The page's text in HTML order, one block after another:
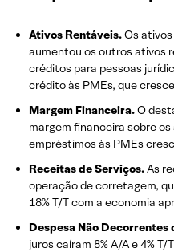
Ativos Rentáveis.Os
aumentou os outros ativos
créditos para pessoas
crédito às PMEs, que
Margem Financeira.O
margem financeira sobre os
empréstimos às PMEs
Receitas de Serviços.As
operação de corretagem,
18% T/T com a economia
Despesa Não Decorrentes
juros caíram 8% A/A e 4%